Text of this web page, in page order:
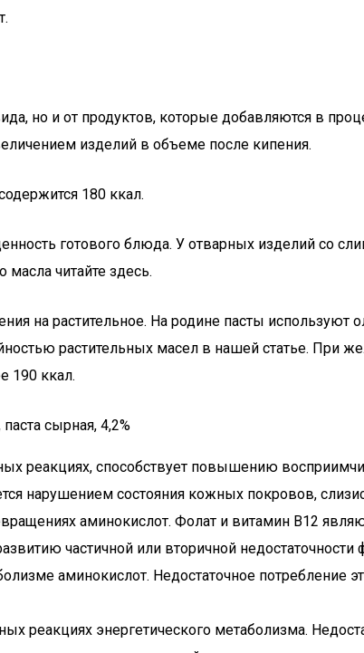
но и от продуктов, которые добавляются в
изделий в объеме после кипения.
180 ккал.
готового блюда. У отварных изделий со
масла читайте здесь.
на растительное. На родине пасты используют
растительных масел в нашей статье. При
190 ккал.
сырная, 4,2%
реакциях, способствует повышению
нарушением состояния кожных покровов,
аминокислот. Фолат и витамин В12
частичной или вторичной
аминокислот. Недостаточное
реакциях энергетического метаболизма.